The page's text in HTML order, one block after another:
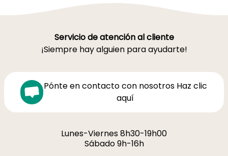
Servicio de atención al cliente
¡Siempre hay alguien para ayudarte!
Pónte en contacto con nosotros Haz clic
aquí
Lunes-Viernes 8h30-19h00
Sábado 9h-16h